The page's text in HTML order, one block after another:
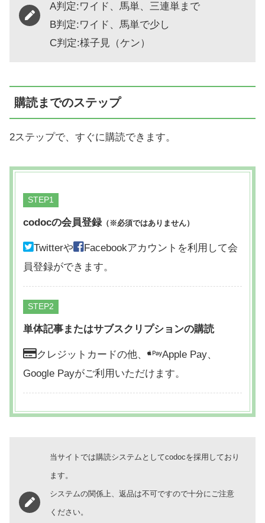
A判定:ワイド、馬単、三連単まで
B判定:ワイド、馬単で少し
C判定:様子見（ケン）
購読までのステップ
2ステップで、すぐに購読できます。
STEP
codocの会員登録（※必須ではありません）
Twitterや
Facebookアカウントを利用して会
員登録ができます。
STEP
単体記事またはサブスクリプションの購読
クレジットカードの他、
Apple Pay、
Google Payがご利用いただけます。
当サイトでは購読システムとしてcodocを採用しており
ます。
システムの関係上、返品は不可ですので十分にご注意
ください。